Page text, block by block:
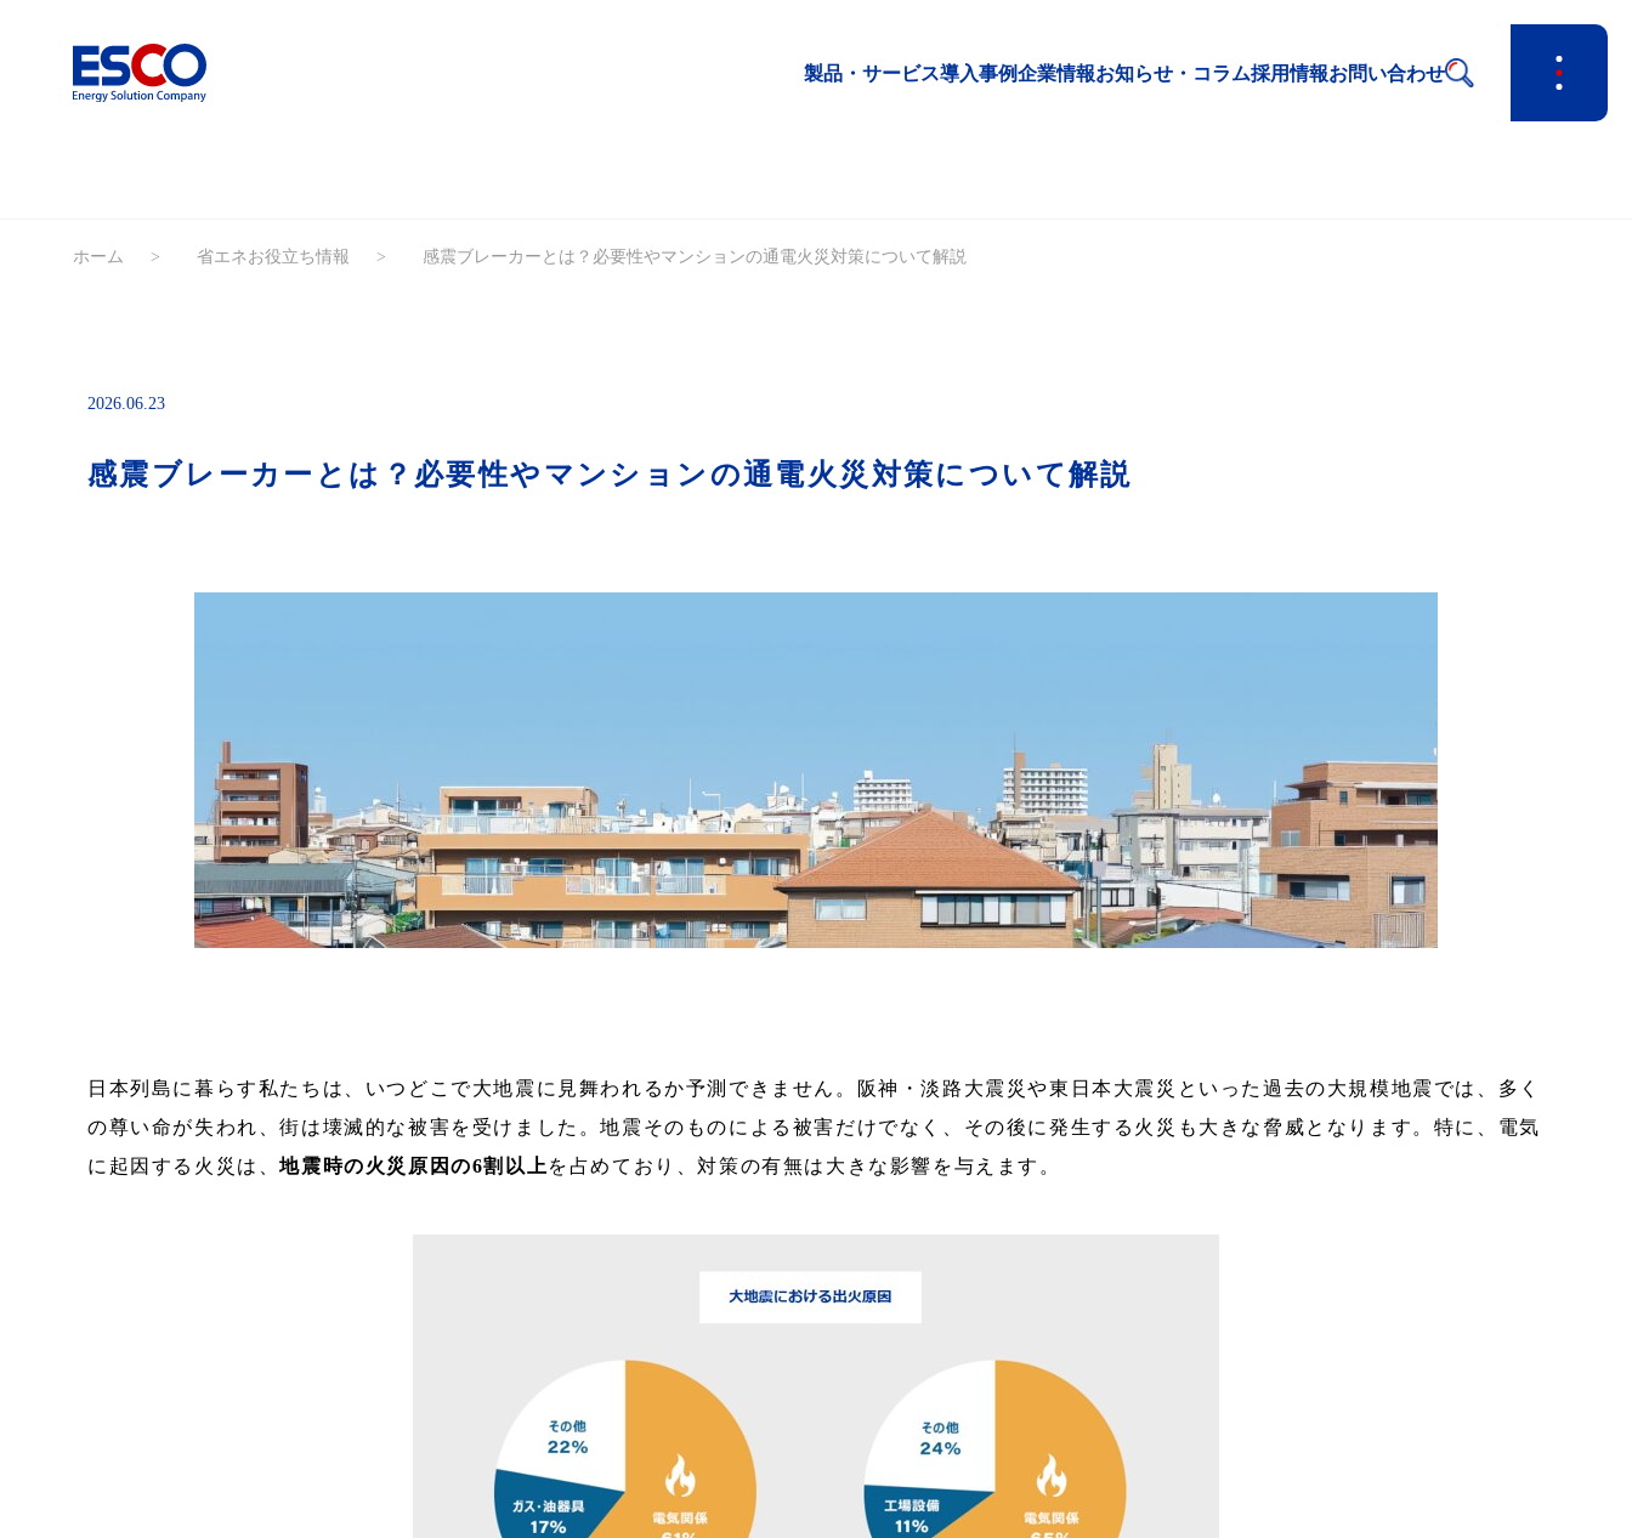
製品・サービス導入事例企業情報お知らせ・コラム採用情報お問い合わせ
ホーム 省エネお役立ち情報 感震ブレーカーとは？必要性やマンションの通電火災対策について解説
2026.06.23
感震ブレーカーとは？必要性やマンションの通電火災対策について解説
日本列島に暮らす私たちは、いつどこで大地震に見舞われるか予測できません。阪神・淡路大震災や東日本大震災といった過去の大規模地震では、多く
の尊い命が失われ、街は壊滅的な被害を受けました。地震そのものによる被害だけでなく、その後に発生する火災も大きな脅威となります。特に、電気
に起因する火災は、地震時の火災原因の6割以上 を占めており、対策の有無は大きな影響を与えます。